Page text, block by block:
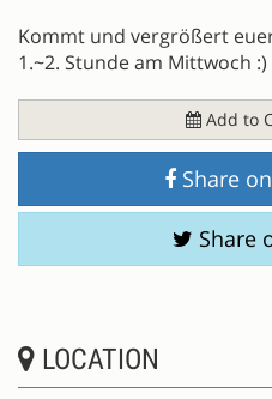
Kommt und vergrößert
1.~2. Stunde am Mittwoch :)
Add to
Share
Share
LOCATION